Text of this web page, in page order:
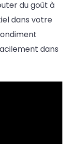
du goût à
dans votre
dans